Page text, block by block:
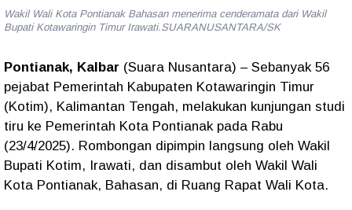
Wakil Wali Kota Pontianak Bahasan menerima cenderamata dari Wakil
Bupati Kotawaringin Timur Irawati.SUARANUSANTARA/SK
Pontianak, Kalbar (Suara Nusantara) – Sebanyak 56
pejabat Pemerintah Kabupaten Kotawaringin Timur
(Kotim), Kalimantan Tengah, melakukan kunjungan studi
tiru ke Pemerintah Kota Pontianak pada Rabu
(23/4/2025). Rombongan dipimpin langsung oleh Wakil
Bupati Kotim, Irawati, dan disambut oleh Wakil Wali
Kota Pontianak, Bahasan, di Ruang Rapat Wali Kota.